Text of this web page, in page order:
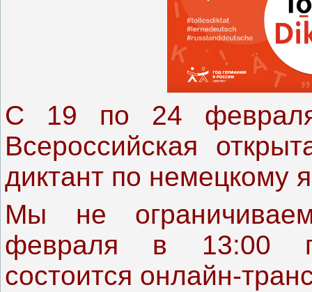
С 19 по 24
Всероссийская
диктант по немецкому
Мы не
февраля в 13:00
состоится онлайн-